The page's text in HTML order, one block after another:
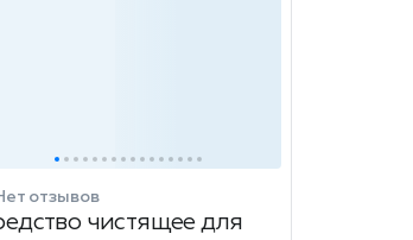
отзывов
чистящее для